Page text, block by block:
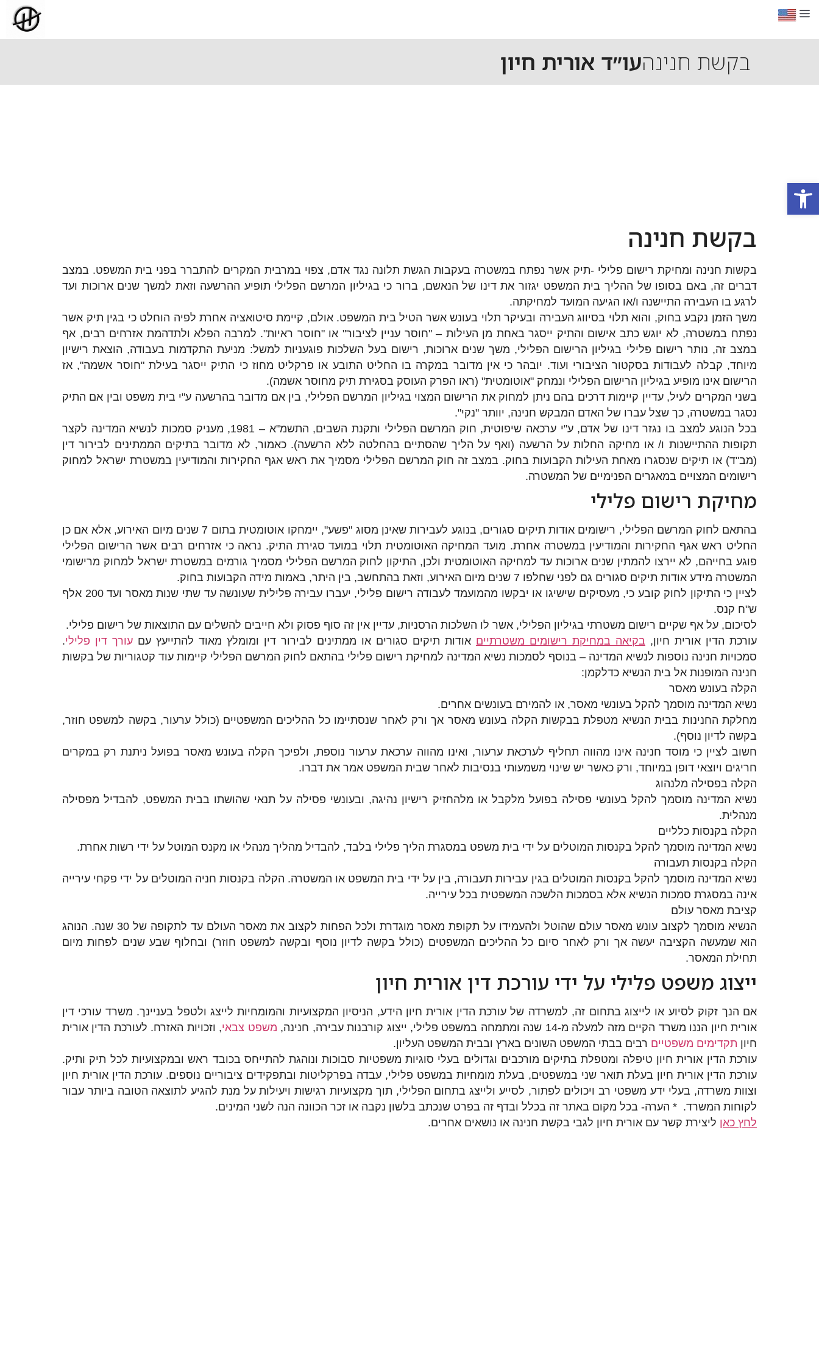
פתח סרגל נגישות
בקשת חנינהעו״ד אורית חיון
בקשת חנינה
בקשות חנינה ומחיקת רישום פלילי -תיק אשר נפתח במשטרה בעקבות הגשת תלונה נגד אדם, צפוי במרבית המקרים להתברר בפני בית המשפט. במצב
דברים זה, באם בסופו של ההליך בית המשפט יגזור את דינו של הנאשם, ברור כי בגיליון המרשם הפלילי תופיע ההרשעה וזאת למשך שנים ארוכות ועד
לרגע בו העבירה התיישנה ו/או הגיעה המועד למחיקתה.
משך הזמן נקבע בחוק, והוא תלוי בסיווג העבירה ובעיקר תלוי בעונש אשר הטיל בית המשפט. אולם, קיימת סיטואציה אחרת לפיה הוחלט כי בגין תיק אשר
נפתח במשטרה, לא יוגש כתב אישום והתיק ייסגר באחת מן העילות – "חוסר עניין לציבור" או "חוסר ראיות". למרבה הפלא ולתדהמת אזרחים רבים, אף
במצב זה, נותר רישום פלילי בגיליון הרישום הפלילי, משך שנים ארוכות, רישום בעל השלכות פוגעניות למשל: מניעת התקדמות בעבודה, הוצאת רישיון
מיוחד, קבלה לעבודות בסקטור הציבורי ועוד. יובהר כי אין מדובר במקרה בו החליט התובע או פרקליט מחוז כי התיק ייסגר בעילת "חוסר אשמה", אז
הרישום אינו מופיע בגיליון הרישום הפלילי ונמחק "אוטומטית" (ראו הפרק העוסק בסגירת תיק מחוסר אשמה).
בשני המקרים לעיל, עדיין קיימות דרכים בהם ניתן למחוק את הרישום המצוי בגיליון המרשם הפלילי, בין אם מדובר בהרשעה ע"י בית משפט ובין אם התיק
נסגר במשטרה, כך שצל עברו של האדם המבקש חנינה, יוותר "נקי".
בכל הנוגע למצב בו נגזר דינו של אדם, ע"י ערכאה שיפוטית, חוק המרשם הפלילי ותקנת השבים, התשמ"א – 1981, מעניק סמכות לנשיא המדינה לקצר
תקופות ההתיישנות ו/ או מחיקה החלות על הרשעה (ואף על הליך שהסתיים בהחלטה ללא הרשעה). כאמור, לא מדובר בתיקים הממתינים לבירור דין
(מב"ד) או תיקים שנסגרו מאחת העילות הקבועות בחוק. במצב זה חוק המרשם הפלילי מסמיך את ראש אגף החקירות והמודיעין במשטרת ישראל למחוק
רישומים המצויים במאגרים הפנימיים של המשטרה.
מחיקת רישום פלילי
בהתאם לחוק המרשם הפלילי, רישומים אודות תיקים סגורים, בנוגע לעבירות שאינן מסוג "פשע", יימחקו אוטומטית בתום 7 שנים מיום האירוע, אלא אם כן
החליט ראש אגף החקירות והמודיעין במשטרה אחרת. מועד המחיקה האוטומטית תלוי במועד סגירת התיק. נראה כי אזרחים רבים אשר הרישום הפלילי
פוגע בחייהם, לא יירצו להמתין שנים ארוכות עד למחיקה האוטומטית ולכן, התיקון לחוק המרשם הפלילי מסמיך גורמים במשטרת ישראל למחוק מרישומי
המשטרה מידע אודות תיקים סגורים גם לפני שחלפו 7 שנים מיום האירוע, וזאת בהתחשב, בין היתר, באמות מידה הקבועות בחוק.
לציין כי התיקון לחוק קובע כי, מעסיקים שישיגו או יבקשו מהמועמד לעבודה רישום פלילי, יעברו עבירה פלילית שעונשה עד שתי שנות מאסר ועד 200 אלף
ש"ח קנס.
לסיכום, על אף שקיים רישום משטרתי בגיליון הפלילי, אשר לו השלכות הרסניות, עדיין אין זה סוף פסוק ולא חייבים להשלים עם התוצאות של רישום פלילי.
עורכת הדין אורית חיון, בקיאה במחיקת רישומים משטרתיים אודות תיקים סגורים או ממתינים לבירור דין ומומלץ מאוד להתייעץ עם עורך דין פלילי.
סמכויות חנינה נוספות לנשיא המדינה – בנוסף לסמכות נשיא המדינה למחיקת רישום פלילי בהתאם לחוק המרשם הפלילי קיימות עוד קטגוריות של בקשות
חנינה המופנות אל בית הנשיא כדלקמן:
הקלה בעונש מאסר
נשיא המדינה מוסמך להקל בעונשי מאסר, או להמירם בעונשים אחרים.
מחלקת החנינות בבית הנשיא מטפלת בבקשות הקלה בעונש מאסר אך ורק לאחר שנסתיימו כל ההליכים המשפטיים (כולל ערעור, בקשה למשפט חוזר,
בקשה לדיון נוסף).
חשוב לציין כי מוסד חנינה אינו מהווה תחליף לערכאת ערעור, ואינו מהווה ערכאת ערעור נוספת, ולפיכך הקלה בעונש מאסר בפועל ניתנת רק במקרים
חריגים ויוצאי דופן במיוחד, ורק כאשר יש שינוי משמעותי בנסיבות לאחר שבית המשפט אמר את דברו.
הקלה בפסילה מלנהוג
נשיא המדינה מוסמך להקל בעונשי פסילה בפועל מלקבל או מלהחזיק רישיון נהיגה, ובעונשי פסילה על תנאי שהושתו בבית המשפט, להבדיל מפסילה
מנהלית.
הקלה בקנסות כלליים
נשיא המדינה מוסמך להקל בקנסות המוטלים על ידי בית משפט במסגרת הליך פלילי בלבד, להבדיל מהליך מנהלי או מקנס המוטל על ידי רשות אחרת.
הקלה בקנסות תעבורה
נשיא המדינה מוסמך להקל בקנסות המוטלים בגין עבירות תעבורה, בין על ידי בית המשפט או המשטרה. הקלה בקנסות חניה המוטלים על ידי פקחי עירייה
אינה במסגרת סמכות הנשיא אלא בסמכות הלשכה המשפטית בכל עירייה.
קציבת מאסר עולם
הנשיא מוסמך לקצוב עונש מאסר עולם שהוטל ולהעמידו על תקופת מאסר מוגדרת ולכל הפחות לקצוב את מאסר העולם עד לתקופה של 30 שנה. הנוהג
הוא שמעשה הקציבה יעשה אך ורק לאחר סיום כל ההליכים המשפטים (כולל בקשה לדיון נוסף ובקשה למשפט חוזר) ובחלוף שבע שנים לפחות מיום
תחילת המאסר.
ייצוג משפט פלילי על ידי עורכת דין אורית חיון
אם הנך זקוק לסיוע או לייצוג בתחום זה, למשרדה של עורכת הדין אורית חיון הידע, הניסיון המקצועיות והמומחיות לייצג ולטפל בעניינך. משרד עורכי דין
אורית חיון הננו משרד הקיים מזה למעלה מ-14 שנה ומתמחה במשפט פלילי, ייצוג קורבנות עבירה, חנינה,
משפט צבאי, וזכויות האזרח. לעורכת הדין אורית
חיון תקדימים משפטיים רבים בבתי המשפט השונים בארץ ובבית המשפט העליון.
עורכת הדין אורית חיון טיפלה ומטפלת בתיקים מורכבים וגדולים בעלי סוגיות משפטיות סבוכות ונוהגת להתייחס בכובד ראש ובמקצועיות לכל תיק ותיק.
עורכת הדין אורית חיון בעלת תואר שני במשפטים, בעלת מומחיות במשפט פלילי, עבדה בפרקליטות ובתפקידים ציבוריים נוספים. עורכת הדין אורית חיון
וצוות משרדה, בעלי ידע משפטי רב ויכולים לפתור, לסייע ולייצג בתחום הפלילי, תוך מקצועיות רגישות ויעילות על מנת להגיע לתוצאה הטובה ביותר עבור
לקוחות המשרד. * הערה- בכל מקום באתר זה בכלל ובדף זה בפרט שנכתב בלשון נקבה או זכר הכוונה הנה לשני המינים.
לחץ כאן ליצירת קשר עם אורית חיון לגבי בקשת חנינה או נושאים אחרים.